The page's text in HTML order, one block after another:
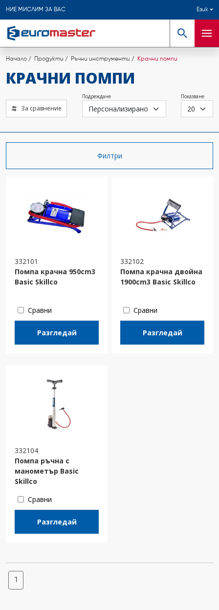
НИЕ МИСЛИМ ЗА ВАС Език
Търсене
Начало Продукти Ръчни инструменти Крачни помпи
КРАЧНИ ПОМПИ
За сравнение
Подреждане Показване
Филтри
332101
Помпа крачна 950cm3
Basic Skillco
Сравни
Разгледай
332102
Помпа крачна двойна
1900cm3 Basic Skillco
Сравни
Разгледай
332104
Помпа ръчна с
манометър Basic
Skillco
Сравни
Разгледай
1